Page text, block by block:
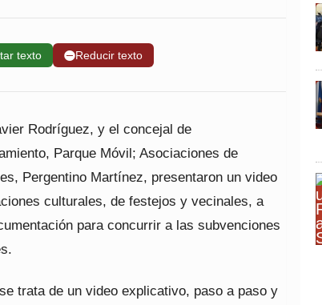
texto ➖Reducir texto
Rodríguez, y el concejal de
Parque Móvil; Asociaciones de
Pergentino Martínez, presentaron un video
culturales, de festejos y vecinales, a
para concurrir a las subvenciones
trata de un video explicativo, paso a paso y